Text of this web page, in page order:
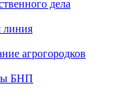
дела
линия
агрогородков
БНП